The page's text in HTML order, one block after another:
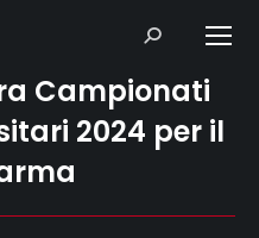
Search:
Campionati
2024 per il